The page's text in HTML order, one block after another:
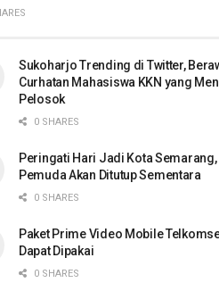
Sukoharjo Trending di Twitter,
Curhatan Mahasiswa KKN yang
Pelosok
0 SHARES
Peringati Hari Jadi Kota
Pemuda Akan Ditutup Sementara
0 SHARES
Paket Prime Video Mobile
Dapat Dipakai
0 SHARES